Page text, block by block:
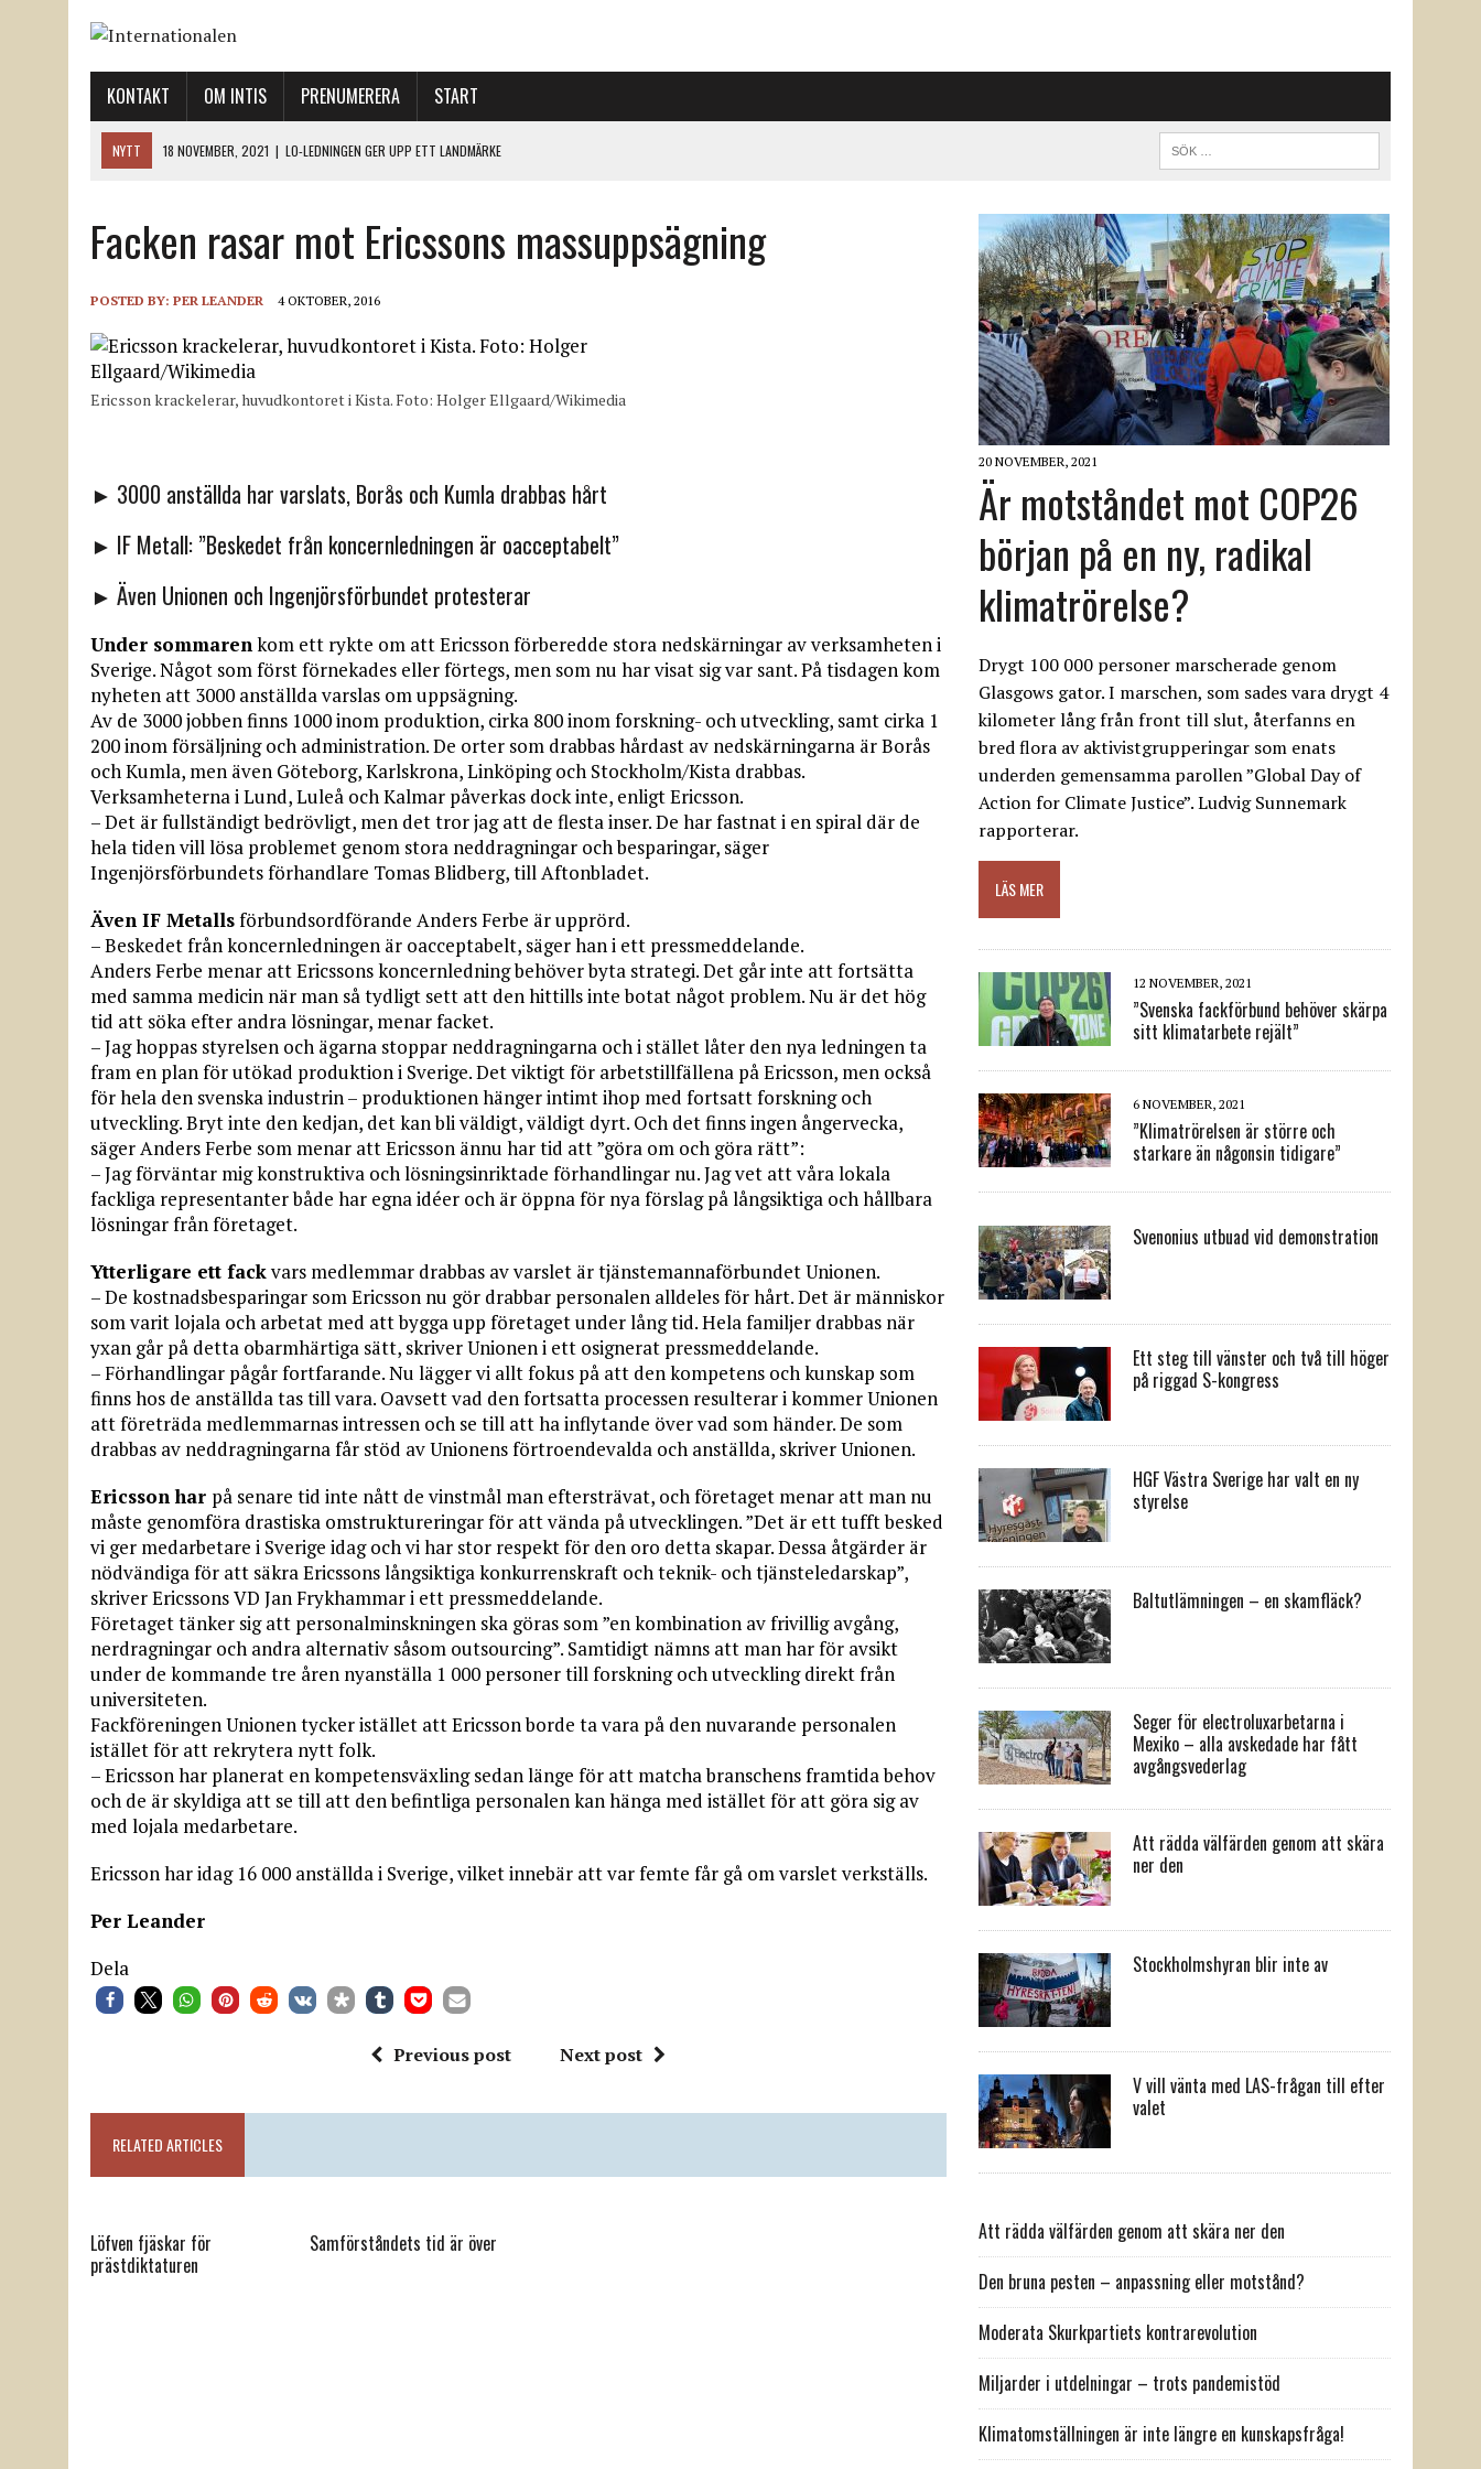
KONTAKT OM INTIS PRENUMERERA START
NYTT 18 NOVEMBER, 2021 | LO-LEDNINGEN GER UPP ETT LANDMÄRKE
12 NOVEMBER, 2021
NÄR DE DÖDA TAR SIG RÖST
12 NOVEMBER, 2021
| ”SVENSKA FACKFÖRBUND BEHÖVER SKÄRPA SITT KLIMATARBETE REJÄLT”
18 NOVEMBER, 2021 | SVENONIUS UTBUAD VID DEMONSTRATION
Facken rasar mot Ericssons massuppsägning
POSTED BY: PER LEANDER 4 OKTOBER, 2016
Ericsson krackelerar, huvudkontoret i Kista. Foto: Holger Ellgaard/Wikimedia
► 3000 anställda har varslats, Borås och Kumla drabbas hårt
► IF Metall: ”Beskedet från koncernledningen är oacceptabelt”
► Även Unionen och Ingenjörsförbundet protesterar
Under sommarenkom ett rykte om att Ericsson förberedde stora nedskärningar av verksamheten i
Sverige. Något som först förnekades eller förtegs, men som nu har visat sig var sant. På tisdagen kom
nyheten att 3000 anställda varslas om uppsägning.
Av de 3000 jobben finns 1000 inom produktion, cirka 800 inom forskning- och utveckling, samt cirka 1
200 inom försäljning och administration. De orter som drabbas hårdast av nedskärningarna är Borås
och Kumla, men även Göteborg, Karlskrona, Linköping och Stockholm/Kista drabbas.
Verksamheterna i Lund, Luleå och Kalmar påverkas dock inte, enligt Ericsson.
– Det är fullständigt bedrövligt, men det tror jag att de flesta inser. De har fastnat i en spiral där de
hela tiden vill lösa problemet genom stora neddragningar och besparingar, säger
Ingenjörsförbundets förhandlare Tomas Blidberg, till Aftonbladet.
Även IF Metallsförbundsordförande Anders Ferbe är upprörd.
– Beskedet från koncernledningen är oacceptabelt, säger han i ett pressmeddelande.
Anders Ferbe menar att Ericssons koncernledning behöver byta strategi. Det går inte att fortsätta
med samma medicin när man så tydligt sett att den hittills inte botat något problem. Nu är det hög
tid att söka efter andra lösningar, menar facket.
– Jag hoppas styrelsen och ägarna stoppar neddragningarna och i stället låter den nya ledningen ta
fram en plan för utökad produktion i Sverige. Det viktigt för arbetstillfällena på Ericsson, men också
för hela den svenska industrin – produktionen hänger intimt ihop med fortsatt forskning och
utveckling. Bryt inte den kedjan, det kan bli väldigt, väldigt dyrt. Och det finns ingen ångervecka,
säger Anders Ferbe som menar att Ericsson ännu har tid att ”göra om och göra rätt”:
– Jag förväntar mig konstruktiva och lösningsinriktade förhandlingar nu. Jag vet att våra lokala
fackliga representanter både har egna idéer och är öppna för nya förslag på långsiktiga och hållbara
lösningar från företaget.
Ytterligare ett fackvars medlemmar drabbas av varslet är tjänstemannaförbundet Unionen.
– De kostnadsbesparingar som Ericsson nu gör drabbar personalen alldeles för hårt. Det är människor
som varit lojala och arbetat med att bygga upp företaget under lång tid. Hela familjer drabbas när
yxan går på detta obarmhärtiga sätt, skriver Unionen i ett osignerat pressmeddelande.
– Förhandlingar pågår fortfarande. Nu lägger vi allt fokus på att den kompetens och kunskap som
finns hos de anställda tas till vara. Oavsett vad den fortsatta processen resulterar i kommer Unionen
att företräda medlemmarnas intressen och se till att ha inflytande över vad som händer. De som
drabbas av neddragningarna får stöd av Unionens förtroendevalda och anställda, skriver Unionen.
Ericsson har på senare tid inte nått de vinstmål man eftersträvat, och företaget menar att man nu
måste genomföra drastiska omstruktureringar för att vända på utvecklingen. ”Det är ett tufft besked
vi ger medarbetare i Sverige idag och vi har stor respekt för den oro detta skapar. Dessa åtgärder är
nödvändiga för att säkra Ericssons långsiktiga konkurrenskraft och teknik- och tjänsteledarskap”,
skriver Ericssons VD Jan Frykhammar i ett pressmeddelande.
Företaget tänker sig att personalminskningen ska göras som ”en kombination av frivillig avgång,
nerdragningar och andra alternativ såsom outsourcing”. Samtidigt nämns att man har för avsikt
under de kommande tre åren nyanställa 1 000 personer till forskning och utveckling direkt från
universiteten.
Fackföreningen Unionen tycker istället att Ericsson borde ta vara på den nuvarande personalen
istället för att rekrytera nytt folk.
– Ericsson har planerat en kompetensväxling sedan länge för att matcha branschens framtida behov
och de är skyldiga att se till att den befintliga personalen kan hänga med istället för att göra sig av
med lojala medarbetare.
Ericsson har idag 16 000 anställda i Sverige, vilket innebär att var femte får gå om varslet verkställs.
Per Leander
Dela
Previous post Next post
RELATED ARTICLES
Löfven fjäskar för
prästdiktaturen
Samförståndets tid är över
20 NOVEMBER, 2021
Är motståndet mot COP26
början på en ny, radikal
klimatrörelse?
Drygt 100 000 personer marscherade genom
Glasgows gator. I marschen, som sades vara drygt 4
kilometer lång från front till slut, återfanns en
bred flora av aktivistgrupperingar som enats
underden gemensamma parollen ”Global Day of
Action for Climate Justice”. Ludvig Sunnemark
rapporterar.
LÄS MER
12 NOVEMBER, 2021
”Svenska fackförbund behöver skärpa
sitt klimatarbete rejält”
6 NOVEMBER, 2021
”Klimatrörelsen är större och
starkare än någonsin tidigare”
Svenonius utbuad vid demonstration
Ett steg till vänster och två till höger
på riggad S-kongress
HGF Västra Sverige har valt en ny
styrelse
Baltutlämningen – en skamfläck?
Seger för electroluxarbetarna i
Mexiko – alla avskedade har fått
avgångsvederlag
Att rädda välfärden genom att skära
ner den
Stockholmshyran blir inte av
V vill vänta med LAS-frågan till efter
valet
Att rädda välfärden genom att skära ner den
Den bruna pesten – anpassning eller motstånd?
Moderata Skurkpartiets kontrarevolution
Miljarder i utdelningar – trots pandemistöd
Klimatomställningen är inte längre en kunskapsfråga!